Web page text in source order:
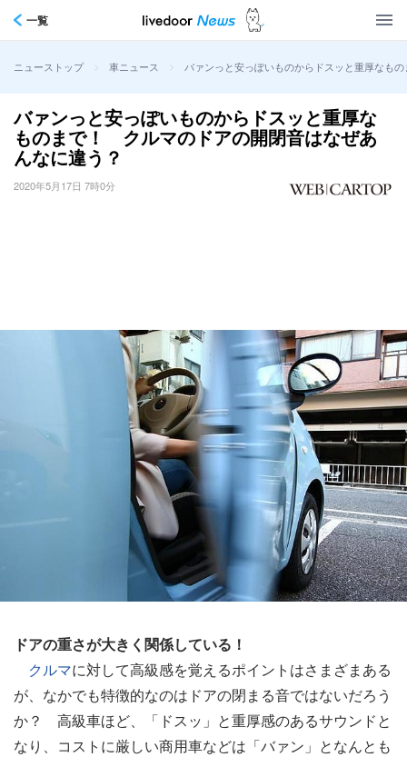
一覧
ニューストップ > 車ニュース > バァンっと安っぽいものからドスッと重厚なも
バァンっと安っぽいものからドスッと重厚な
ものまで！ クルマのドアの開閉音はなぜあ
んなに違う？
2020年5月17日 7時0分
ドアの重さが大きく関係している！
クルマに対して高級感を覚えるポイントはさまざまある
が、なかでも特徴的なのはドアの閉まる音ではないだろう
か？ 高級車ほど、「ドスッ」と重厚感のあるサウンドと
なり、コストに厳しい商用車などは「バァン」となんとも